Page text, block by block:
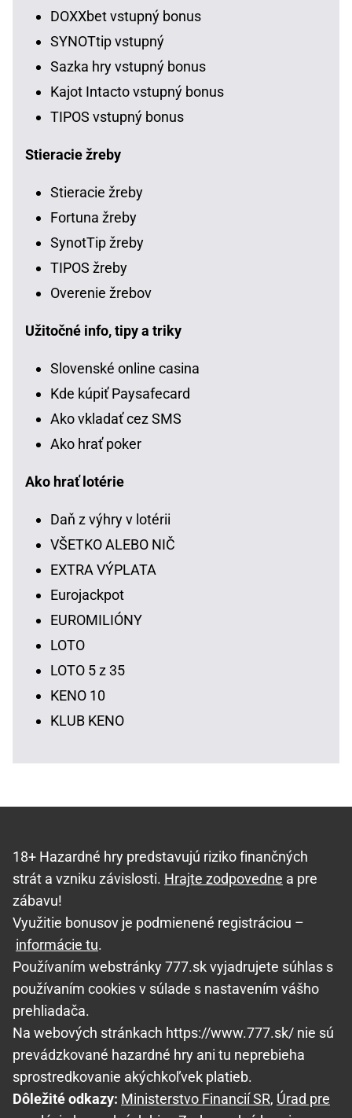
DOXXbet vstupný bonus
SYNOTtip vstupný
Sazka hry vstupný bonus
Kajot Intacto vstupný bonus
TIPOS vstupný bonus
Stieracie žreby
Stieracie žreby
Fortuna žreby
SynotTip žreby
TIPOS žreby
Overenie žrebov
Užitočné info, tipy a triky
Slovenské online casina
Kde kúpiť Paysafecard
Ako vkladať cez SMS
Ako hrať poker
Ako hrať lotérie
Daň z výhry v lotérii
VŠETKO ALEBO NIČ
EXTRA VÝPLATA
Eurojackpot
EUROMILIÓNY
LOTO
LOTO 5 z 35
KENO 10
KLUB KENO
18+ Hazardné hry predstavujú riziko finančných
strát a vzniku závislosti. Hrajte zodpovedne a pre
zábavu!
Využitie bonusov je podmienené registráciou –
informácie tu.
Používaním webstránky 777.sk vyjadrujete súhlas s
používaním cookies v súlade s nastavením vášho
prehliadača.
Na webových stránkach https://www.777.sk/ nie sú
prevádzkované hazardné hry ani tu neprebieha
sprostredkovanie akýchkoľvek platieb.
Dôležité odkazy: Ministerstvo Financií SR, Úrad pre